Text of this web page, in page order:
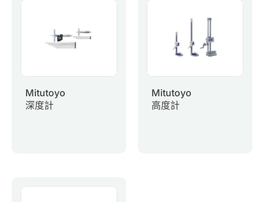
Mitutoyo
深度計
Mitutoyo
高度計